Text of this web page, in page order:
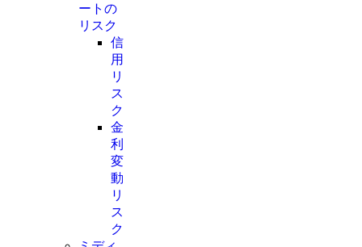
ートの
リスク
信
用
リ
ス
ク
金
利
変
動
リ
ス
ク